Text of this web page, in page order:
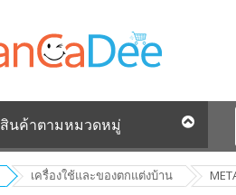
สินค้าตามหมวดหมู่
เครื่องใช้และของตกแต่งบ้าน